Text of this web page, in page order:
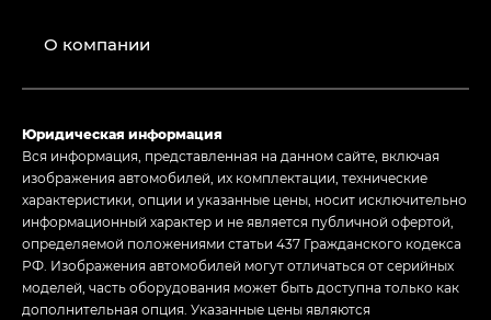
О компании
Юридическая информация
Вся информация, представленная на данном сайте, включая
изображения автомобилей, их комплектации, технические
характеристики, опции и указанные цены, носит исключительно
информационный характер и не является публичной офертой,
определяемой положениями статьи 437 Гражданского кодекса
РФ. Изображения автомобилей могут отличаться от серийных
моделей, часть оборудования может быть доступна только как
дополнительная опция. Указанные цены являются